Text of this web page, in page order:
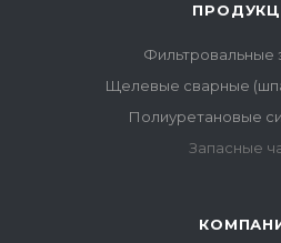
Фильтровальные
Щелевые сварные
Полиуретановые
Запасные